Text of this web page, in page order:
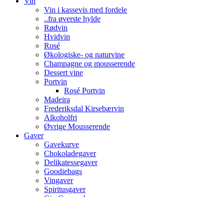
Vin i kassevis med fordele
..fra øverste hylde
Rødvin
Hvidvin
Rosé
Økologiske- og naturvine
Champagne og mousserende
Dessert vine
Portvin
Rosé Portvin
Madeira
Frederiksdal Kirsebærvin
Alkoholfri
Øvrige Mousserende
Gaver
Gavekurve
Chokoladegaver
Delikatessegaver
Goodiebags
Vingaver
Spiritusgaver